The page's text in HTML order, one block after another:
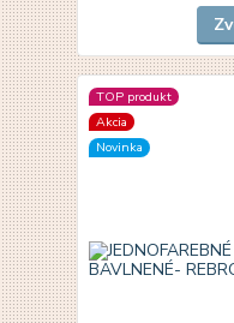
TOP produkt
Akcia
Novinka